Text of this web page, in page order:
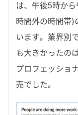
は、午後5時か
時間外の時間帯)
います。業界別
も大きかったの
プロフェッショ
売でした。